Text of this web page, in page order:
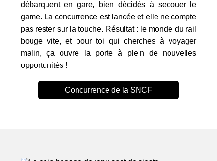
débarquent en gare, bien décidés à secouer le
game. La concurrence est lancée et elle ne compte
pas rester sur la touche. Résultat : le monde du rail
bouge vite, et pour toi qui cherches à voyager
malin, ça ouvre la porte à plein de nouvelles
opportunités !
Concurrence de la SNCF